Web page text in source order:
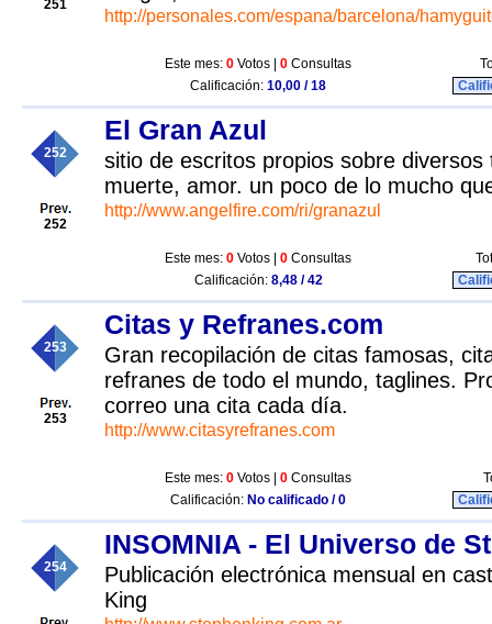
251
http://personales.com/espana/barcelona/
Este mes: 0 Votos | 0 Consultas
Calificación: 10,00 / 18
252
252
El Gran Azul
sitio de escritos propios sobre
muerte, amor. un poco de lo mucho
http://www.angelfire.com/ri/granazul
Este mes: 0 Votos | 0 Consultas
Calificación: 8,48 / 42
253
253
Citas y Refranes.com
Gran recopilación de citas famosas,
refranes de todo el mundo, taglines.
correo una cita cada día.
http://www.citasyrefranes.com
Este mes: 0 Votos | 0 Consultas
Calificación: No calificado / 0
254
INSOMNIA - El Universo de
Publicación electrónica mensual en
King